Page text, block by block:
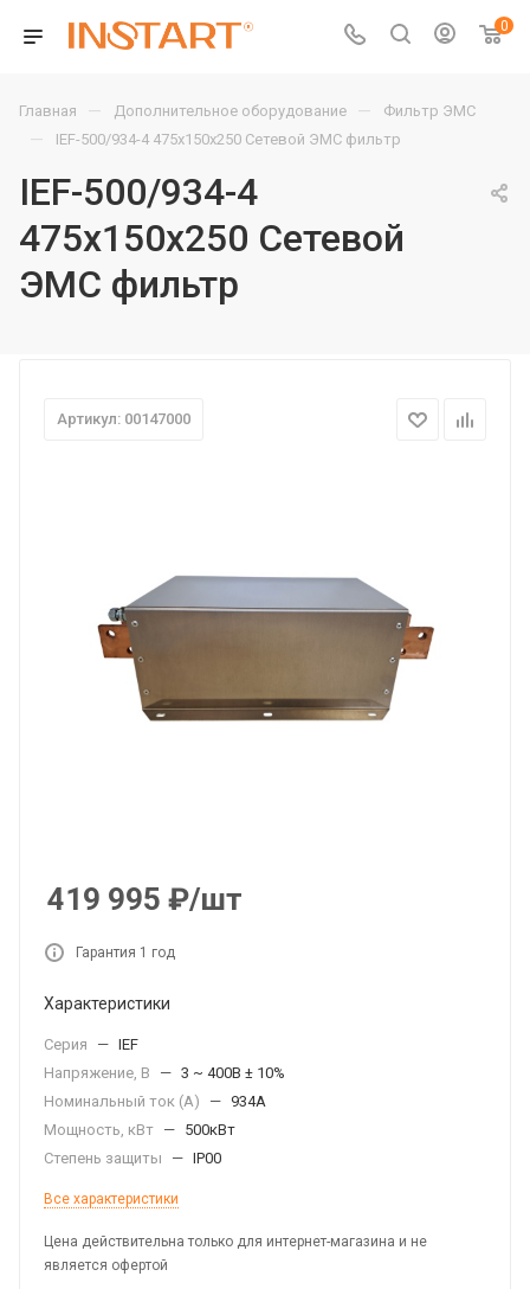
0
Главная — Дополнительное оборудование — Фильтр ЭМС
— IEF-500/934-4 475х150х250 Сетевой ЭМС фильтр
IEF-500/934-4
475х150х250 Сетевой
ЭМС фильтр
Артикул: 00147000
419 995 ₽/шт
Гарантия 1 год
Характеристики
Серия — IEF
Напряжение, В
— 3 ~ 400В ± 10%
Номинальный ток (А)
— 934А
Мощность, кВт — 500кВт
Степень защиты
— IP00
Все характеристики
Цена действительна только для интернет-магазина и не
является офертой